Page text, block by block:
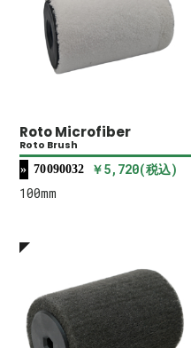
Roto Microfiber
Roto Brush
70090032
￥5,720(税込)
100mm